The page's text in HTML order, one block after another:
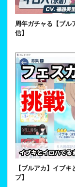
周年ガチャる【ブル
信】
【ブルアカ】イブ
ブ】